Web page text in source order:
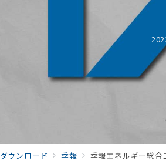
ダウンロード 季報 季報エネルギー総